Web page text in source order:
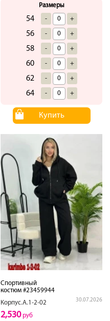
Размеры
54 - +
56 - +
58 - +
60 - +
62 - +
64 - +
Купить
Спортивный
костюм #23459944
Корпус.А.1-2-02
30.07.2026
2,530руб